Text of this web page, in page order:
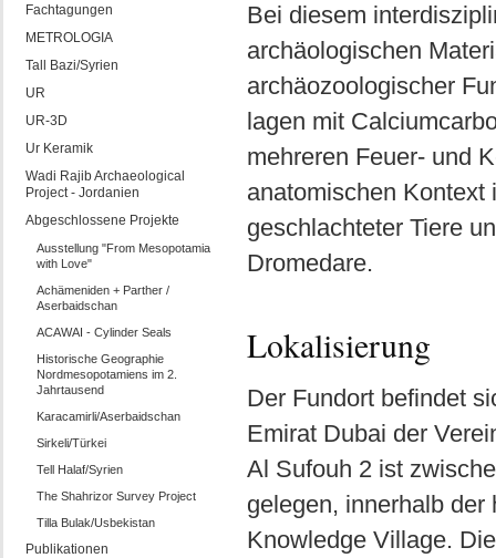
Fachtagungen
METROLOGIA
Tall Bazi/Syrien
UR
UR-3D
Ur Keramik
Wadi Rajib Archaeological
Project - Jordanien
Abgeschlossene Projekte
Ausstellung "From Mesopotamia
with Love"
Achämeniden + Parther /
Aserbaidschan
ACAWAI - Cylinder Seals
Historische Geographie
Nordmesopotamiens im 2.
Jahrtausend
Karacamirli/Aserbaidschan
Sirkeli/Türkei
Tell Halaf/Syrien
The Shahrizor Survey Project
Tilla Bulak/Usbekistan
Publikationen
Bei diesem
archäologischen
archäozoologischer
lagen mit
mehreren Feuer- und
anatomischen Kontext
geschlachteter Tiere
Dromedare.
Lokalisierung
Der Fundort befindet
Emirat Dubai der
Al Sufouh 2 ist
gelegen, innerhalb
Knowledge Village.